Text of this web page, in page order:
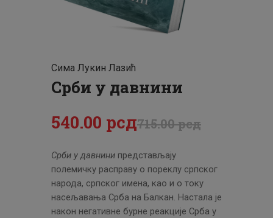
ЦЕНОВНИК
Сима Лукин Лазић
Срби у давнини
715.00рсд
540.00 рсд
Срби у давнини представљају
полемичку расправу о пореклу српског
народа, српског имена, као и о току
насељавања Срба на Балкан. Настала је
након негативне бурне реакције Срба у